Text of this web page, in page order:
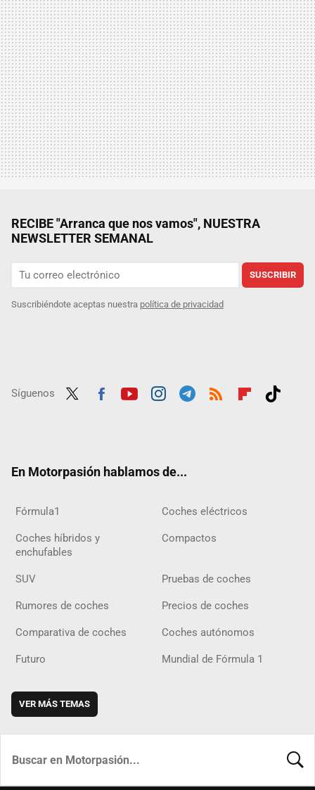
RECIBE "Arranca que nos vamos", NUESTRA
NEWSLETTER SEMANAL
SUSCRIBIR
Suscribiéndote aceptas nuestra política de privacidad
Síguenos
En Motorpasión hablamos de...
Fórmula1 Coches eléctricos
Coches híbridos y
enchufables
Compactos
SUV Pruebas de coches
Rumores de coches Precios de coches
Comparativa de coches Coches autónomos
Futuro Mundial de Fórmula 1
VER MÁS TEMAS